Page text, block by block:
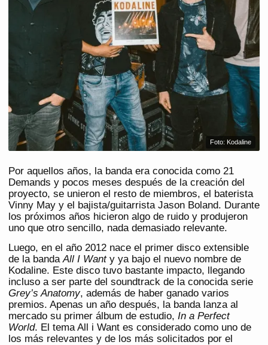
Foto: Kodaline
Por aquellos años, la banda era conocida como 21
Demands y pocos meses después de la creación del
proyecto, se unieron el resto de miembros, el baterista
Vinny May y el bajista/guitarrista Jason Boland. Durante
los próximos años hicieron algo de ruido y produjeron
uno que otro sencillo, nada demasiado relevante.
Luego, en el año 2012 nace el primer disco extensible
de la bandaAll I Wanty ya bajo el nuevo nombre de
Kodaline. Este disco tuvo bastante impacto, llegando
incluso a ser parte del soundtrack de la conocida serie
Grey’s Anatomy, además de haber ganado varios
premios. Apenas un año después, la banda lanza al
mercado su primer álbum de estudio, In a Perfect
World. El tema All i Want es considerado como uno de
los más relevantes y de los más solicitados por el